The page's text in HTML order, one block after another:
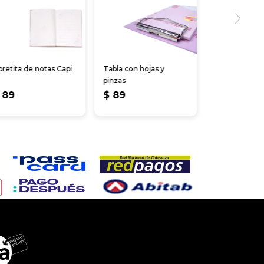
de notas Capi
89
Tabla con hojas y
pinzas
$ 89